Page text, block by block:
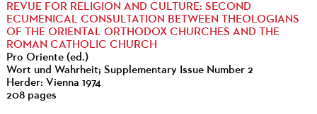
REVUE FOR RELIGION AND CULTURE: SECOND
ECUMENICAL CONSULTATION BETWEEN THEOLOGIANS
OF THE ORIENTAL ORTHODOX CHURCHES AND THE
ROMAN CATHOLIC CHURCH
Pro Oriente (ed.)
Wort und Wahrheit; Supplementary Issue Number 2
Herder: Vienna 1974
208 pages